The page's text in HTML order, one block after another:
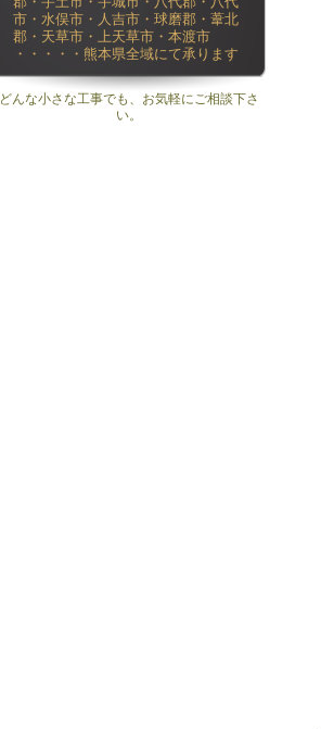
市・水俣市・人吉市・球磨郡・葦北
郡・天草市・上天草市・本渡市
・・・・・熊本県全域にて承ります
どんな小さな工事でも、お気軽にご相談下さ
い。